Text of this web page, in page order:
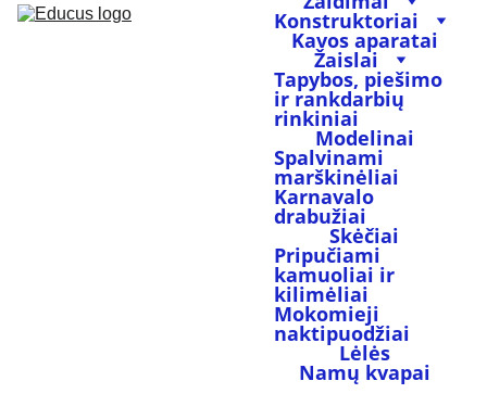
Konstruktoriai
Kavos aparatai
Žaislai
Tapybos, piešimo
ir rankdarbių
rinkiniai
Modelinai
Spalvinami
marškinėliai
Karnavalo
drabužiai
Skėčiai
Pripučiami
kamuoliai ir
kilimėliai
Mokomieji
naktipuodžiai
Lėlės
Namų kvapai